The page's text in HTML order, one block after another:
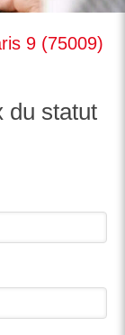
9 (75009)
du statut